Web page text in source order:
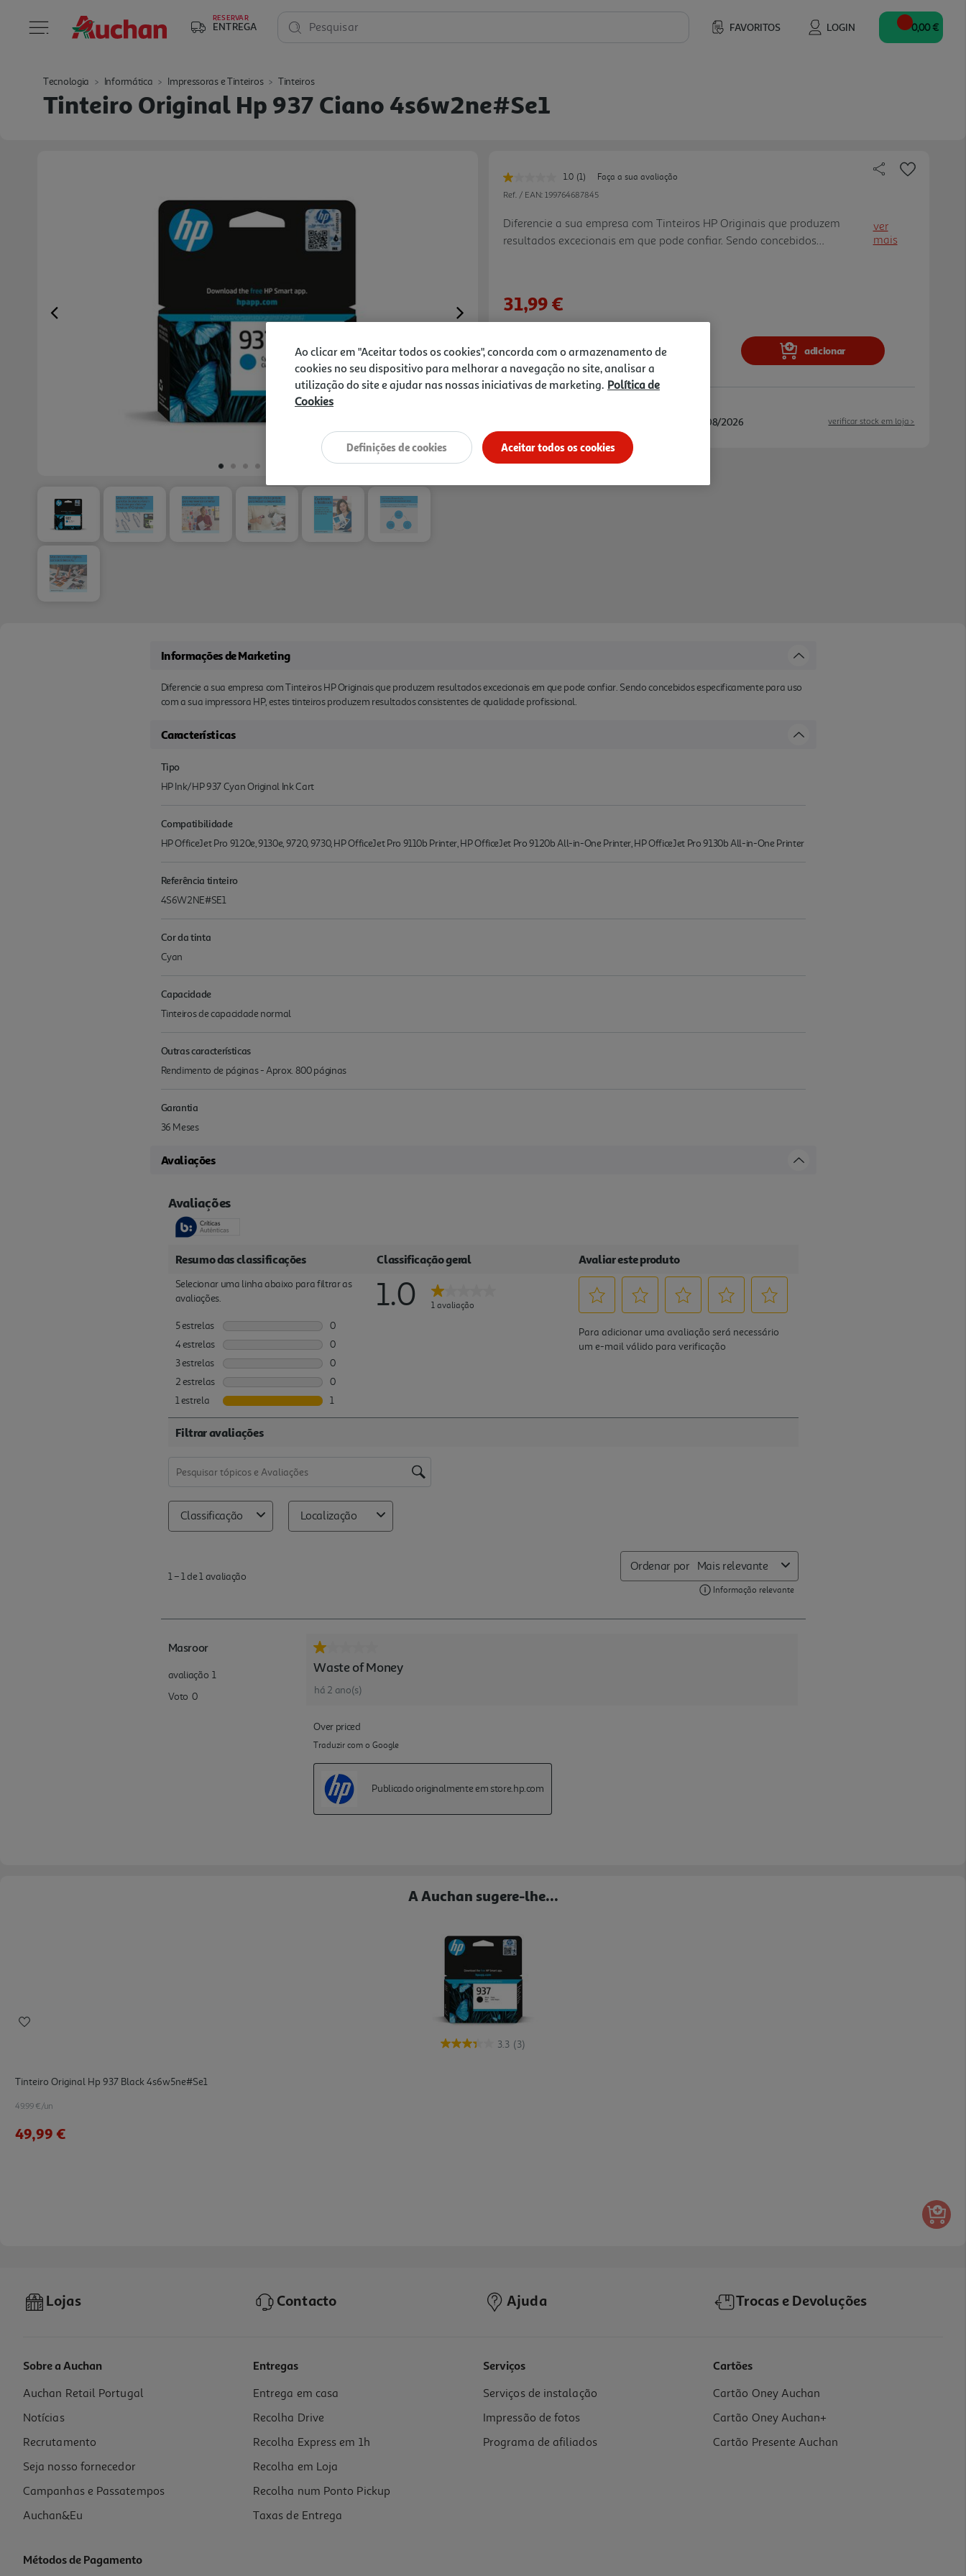
RESERVAR
ENTREGA FAVORITOS LOGIN
Pesquisar 0,00 €
Tecnologia Informática Impressoras e Tinteiros Tinteiros
Tinteiro Original Hp 937 Ciano 4s6w2ne#se1
Previous Next
1.0 Leu
uma
para
a
(1)
Faça a sua avaliação
Ref. / EAN: 199764687845
Diferencie a sua empresa com Tinteiros HP Originais que produzem
resultados excecionais em que pode confiar. Sendo concebidos
ver
mais
31,99 €
adicionar
verificar stock em loja >
14/08/2026 e 17/08/2026
Informações de Marketing
Diferencie a sua empresa com Tinteiros HP Originais que produzem resultados excecionais em que pode confiar. Sendo concebidos especificamente para uso
com a sua impressora HP, estes tinteiros produzem resultados consistentes de qualidade profissional.
Características
Tipo
HP Ink/HP 937 Cyan Original Ink Cart
Compatibilidade
HP OfficeJet Pro 9120e, 9130e, 9720, 9730, HP OfficeJet Pro 9110b Printer, HP OfficeJet Pro 9120b All-in-One Printer, HP OfficeJet Pro 9130b All-in-One Printer
Referência tinteiro
4S6W2NE#SE1
Cor da tinta
Cyan
Capacidade
Tinteiros de capacidade normal
Outras características
Rendimento de páginas - Aprox. 800 páginas
Garantia
36 Meses
Avaliações
A Auchan sugere-lhe...
3.3 (3)
Tinteiro Original Hp 937 Black 4s6w5ne#se1
49.99 €/un
49,99 €
Tinteiro Original Hp 937 Yellow 4s6w4ne#se1
31.99 €/un
31,99 €
Lojas Contacto Ajuda Trocas e Devoluções
Sobre a Auchan
Auchan Retail Portugal
Notícias
Recrutamento
Seja nosso fornecedor
Campanhas e Passatempos
Auchan&Eu
Entregas
Entrega em casa
Recolha Drive
Recolha Express em 1h
Recolha em Loja
Recolha num Ponto Pickup
Taxas de Entrega
Serviços
Serviços de instalação
Impressão de fotos
Programa de afiliados
Cartões
Cartão Oney Auchan
Cartão Oney Auchan+
Cartão Presente Auchan
Métodos de Pagamento
Ao clicar em "Aceitar todos os cookies", concorda com o armazenamento de
cookies no seu dispositivo para melhorar a navegação no site, analisar a
utilização do site e ajudar nas nossas iniciativas de marketing. Política de
Cookies
Aceitar todos os cookies
Definições de cookies